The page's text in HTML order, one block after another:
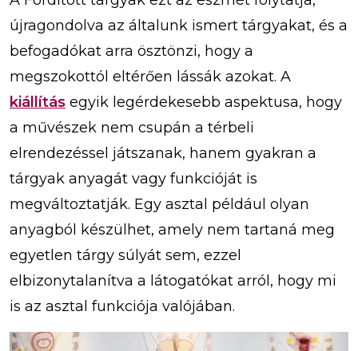
újragondolva az általunk ismert tárgyakat, és a
befogadókat arra ösztönzi, hogy a
megszokottól eltérően lássák azokat. A
kiállítás egyik legérdekesebb aspektusa, hogy
a művészek nem csupán a térbeli
elrendezéssel játszanak, hanem gyakran a
tárgyak anyagát vagy funkcióját is
megváltoztatják. Egy asztal például olyan
anyagból készülhet, amely nem tartaná meg
egyetlen tárgy súlyát sem, ezzel
elbizonytalanítva a látogatókat arról, hogy mi
is az asztal funkciója valójában.